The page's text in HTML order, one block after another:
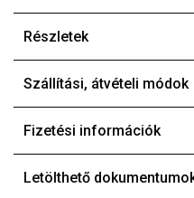
Részletek
Szállítási, átvételi módok
Fizetési információk
Letölthető